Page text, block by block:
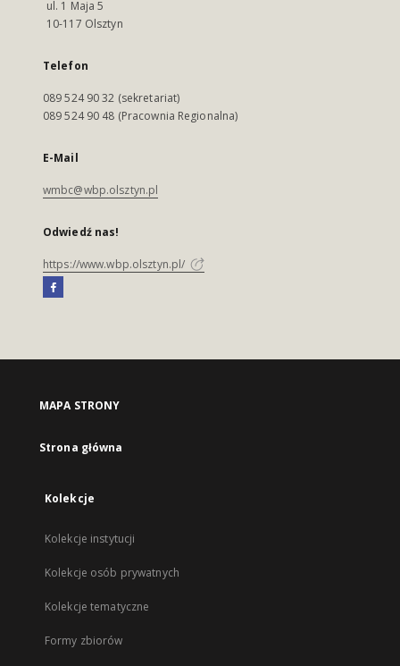
ul. 1 Maja 5
10-117 Olsztyn
Telefon
089 524 90 32 (sekretariat)
089 524 90 48 (Pracownia Regionalna)
E-Mail
wmbc@wbp.olsztyn.pl
Odwiedź nas!
https://www.wbp.olsztyn.pl/
MAPA STRONY
Strona główna
Kolekcje
Kolekcje instytucji
Kolekcje osób prywatnych
Kolekcje tematyczne
Formy zbiorów